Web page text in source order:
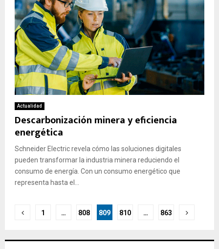
Actualidad
Descarbonización minera y eficiencia
energética
Schneider Electric revela cómo las soluciones digitales
pueden transformar la industria minera reduciendo el
consumo de energía. Con un consumo energético que
representa hasta el...
Paginación
1 … 808 809 810 … 863